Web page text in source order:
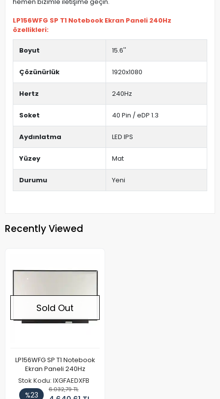
LP156WFG SP T1 Notebook Ekran Paneli 240Hz
özellikleri:
Boyut 15.6''
Çözünürlük 1920x1080
Hertz 240Hz
Soket 40 Pin / eDP 1.3
Aydınlatma LED IPS
Yüzey Mat
Durumu Yeni
Recently Viewed
Sold Out
LP156WFG SP T1 Notebook
Ekran Paneli 240Hz
Stok Kodu: IXGFAEDXFB
%23
6.032,79 TL